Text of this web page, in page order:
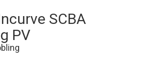
SCBA
PV